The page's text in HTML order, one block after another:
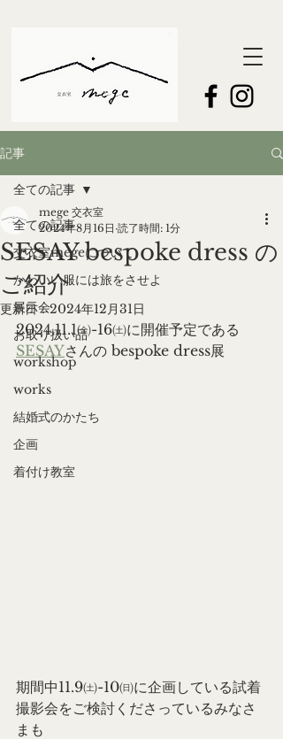
記事
全ての記事
交衣室megeについて
かわいい服には旅をさせよ
展示会
お取り扱い品
workshop
works
結婚式のかたち
企画
着付け教室
全ての記事
SESAY bespoke dress の
ご紹介
mege 交衣室
2024年8月16日 読了時間: 1分
更新日：2024年12月31日
2024.11.1㈮-16㈯に開催予定である
SESAYさんの bespoke dress展
期間中11.9㈯-10㈰に企画している試着
撮影会をご検討くださっているみなさ
まも